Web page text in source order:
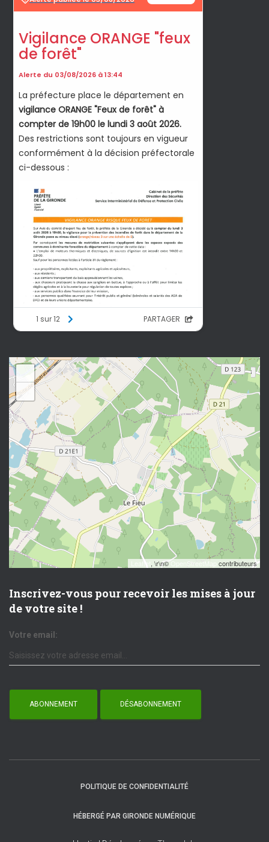
−
Leaflet, \r\n©OpenStreetMap contributeurs
Inscrivez-vous pour recevoir les mises à jour
de votre site !
Votre email:
POLITIQUE DE CONFIDENTIALITÉ
HÉBERGÉ PAR GIRONDE NUMÉRIQUE